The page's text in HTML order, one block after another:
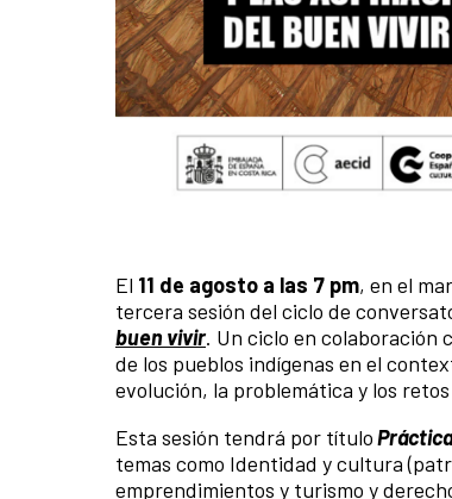
El 11 de agosto a las 7 pm, en el
tercera sesión del ciclo de
buen vivir. Un ciclo en colaboración
de los pueblos indígenas en el
evolución, la problemática y los
Esta sesión tendrá por título
temas como Identidad y cultura
emprendimientos y turismo y